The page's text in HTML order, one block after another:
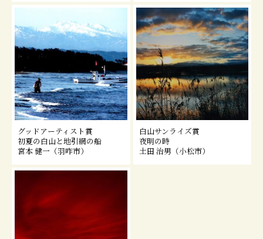
グッドアーティスト賞
初夏の白山と地引網の船
宮本 健一（羽咋市）
白山サンライズ賞
夜明の時
土田 治男（小松市）